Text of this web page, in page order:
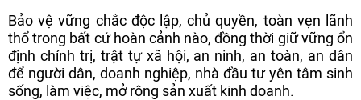
Bảo vệ vững chắc độc lập, chủ quyền, toàn vẹn lãnh
thổ trong bất cứ hoàn cảnh nào, đồng thời giữ vững ổn
định chính trị, trật tự xã hội, an ninh, an toàn, an dân
để người dân, doanh nghiệp, nhà đầu tư yên tâm sinh
sống, làm việc, mở rộng sản xuất kinh doanh.